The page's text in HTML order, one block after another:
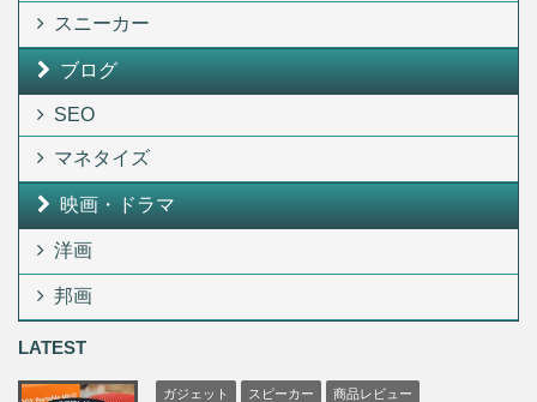
スニーカー
ブログ
SEO
マネタイズ
映画・ドラマ
洋画
邦画
LATEST
ガジェット スピーカー 商品レビュー